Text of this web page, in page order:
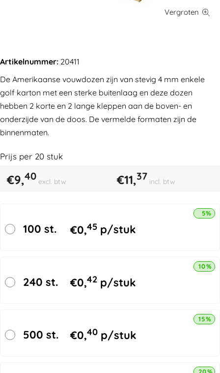
Artikelnummer: 20411
De Amerikaanse vouwdozen zijn van stevig 4 mm enkele
golf karton met een sterke buitenlaag en deze dozen
hebben 2 korte en 2 lange kleppen aan de boven- en
onderzijde van de doos. De vermelde formaten zijn de
binnenmaten.
Prijs per 20 stuk
€9,40 excl. btw €11,37 incl. btw
100 st. €0,45 p/stuk
5%
240 st. €0,42 p/stuk
10%
500 st. €0,40 p/stuk
15%